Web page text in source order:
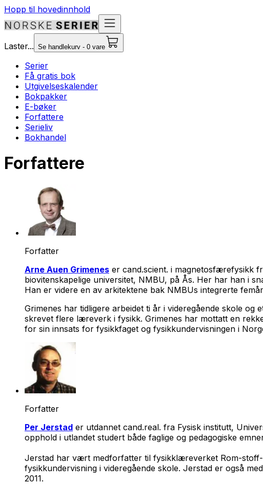
Hopp til hovedinnhold
Laster... Se handlekurv - 0 vare
Serier
Få gratis bok
Utgivelseskalender
Bokpakker
E-bøker
Forfattere
Serieliv
Bokhandel
Forfattere
Forfatter
Arne Auen Grimenes er cand.scient. i magnetosfærefysikk
biovitenskapelige universitet, NMBU, på Ås. Her har han i
Han er videre en av arkitektene bak NMBUs integrerte
Grimenes har tidligere arbeidet ti år i videregående skole
skrevet flere læreverk i fysikk. Grimenes har mottatt en
for sin innsats for fysikkfaget og fysikkundervisningen i
Forfatter
Per Jerstad er utdannet cand.real. fra Fysisk institutt,
opphold i utlandet studert både faglige og pedagogiske
Jerstad har vært medforfatter til fysikklæreverket Rom-
fysikkundervisning i videregående skole. Jerstad er også
2011.